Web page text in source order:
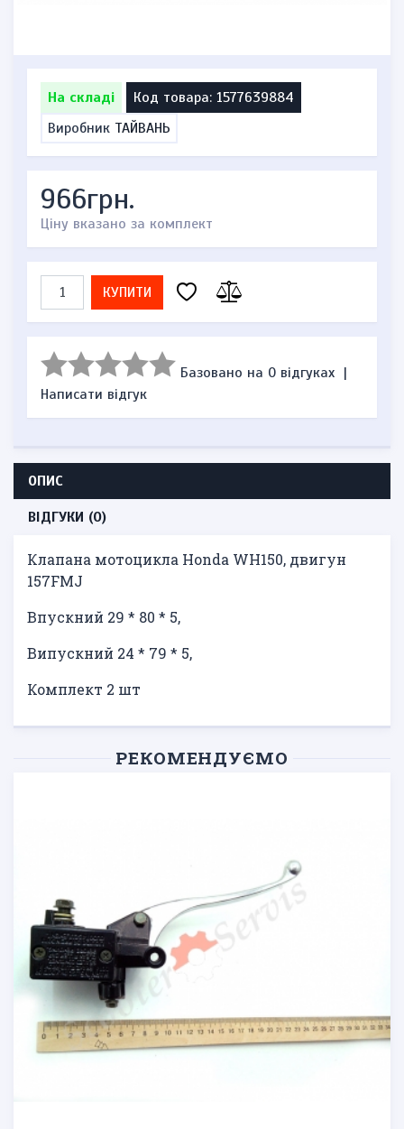
На складі
Код товара: 1577639884
Виробник ТАЙВАНЬ
966грн.
Ціну вказано за комплект
КУПИТИ
Базовано на 0 відгуках |
Написати відгук
ОПИС
ВІДГУКИ (0)
Клапана мотоцикла Honda WH150, двигун
157FMJ
Впускний 29 * 80 * 5,
Випускний 24 * 79 * 5,
Комплект 2 шт
РЕКОМЕНДУЄМО